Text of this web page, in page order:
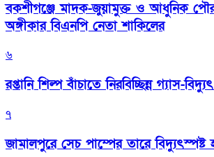
বকশীগঞ্জে মাদক-জুয়ামুক্ত ও আধুনিক
অঙ্গীকার বিএনপি নেতা শাকিলের
৬
রপ্তানি শিল্প বাঁচাতে নিরবিচ্ছিন্ন গ্যাস-
৭
জামালপুরে সেচ পাম্পের তারে